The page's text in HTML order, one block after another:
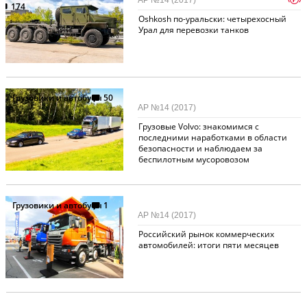
174
Oshkosh по-уральски: четырехосный
Урал для перевозки танков
Грузовики и автобусы50
Грузовые Volvo: знакомимся с
последними наработками в области
безопасности и наблюдаем за
беспилотным мусоровозом
АР №14 (2017)
Грузовики и автобусы 1
Российский рынок коммерческих
автомобилей: итоги пяти месяцев
АР №14 (2017)